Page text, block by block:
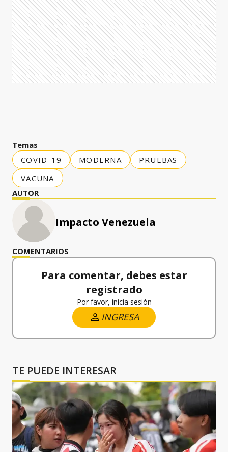
Temas
COVID-19
MODERNA
PRUEBAS
VACUNA
AUTOR
Impacto Venezuela
COMENTARIOS
Para comentar, debes estar
registrado
Por favor, inicia sesión
INGRESA
TE PUEDE INTERESAR